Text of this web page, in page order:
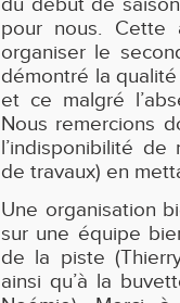
pour nous. Cette
organiser le
démontré la
et ce malgré
Nous remercions
l’indisponibilité
de travaux) en
Une organisation
sur une équipe
de la piste
ainsi qu’à la